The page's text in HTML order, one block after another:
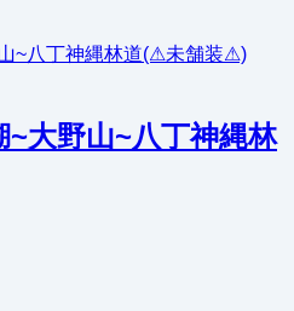
大野山~八丁神縄林